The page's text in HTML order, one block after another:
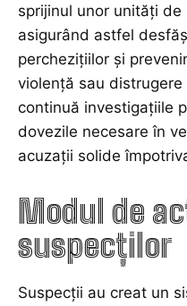
sprijinul unor unități
asigurând astfel
perchezițiilor și
violență sau
continuă investigațiile
dovezile necesare în
acuzații solide
Modul de
suspecților
Suspecții au creat un